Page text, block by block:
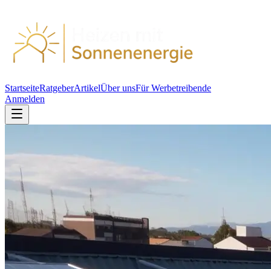
StartseiteRatgeberArtikelÜber unsFür Werbetreibende
Anmelden